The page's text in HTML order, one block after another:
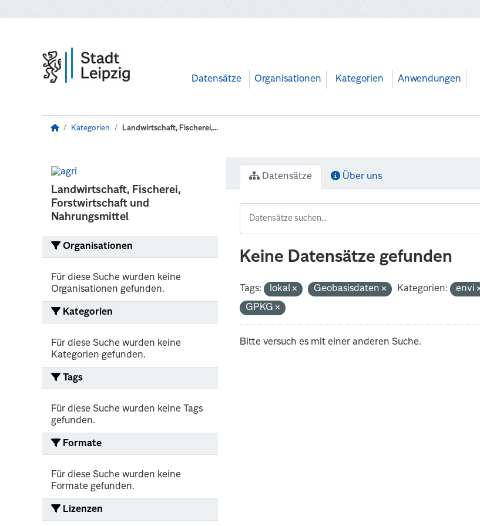
Datensätze Organisationen Kategorien Anwendungen
Kategorien Landwirtschaft, Fischerei,...
Landwirtschaft, Fischerei,
Forstwirtschaft und
Nahrungsmittel
Organisationen
Für diese Suche wurden keine
Organisationen gefunden.
Kategorien
Für diese Suche wurden keine
Kategorien gefunden.
Tags
Für diese Suche wurden keine Tags
gefunden.
Formate
Für diese Suche wurden keine
Formate gefunden.
Lizenzen
Datensätze Über uns
Keine Datensätze gefunden
Tags: lokal Geobasisdaten Kategorien: envi
GPKG
Bitte versuch es mit einer anderen Suche.